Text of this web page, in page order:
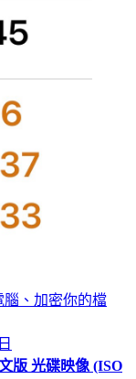
腦、加密你的檔
版 光碟映像 (ISO